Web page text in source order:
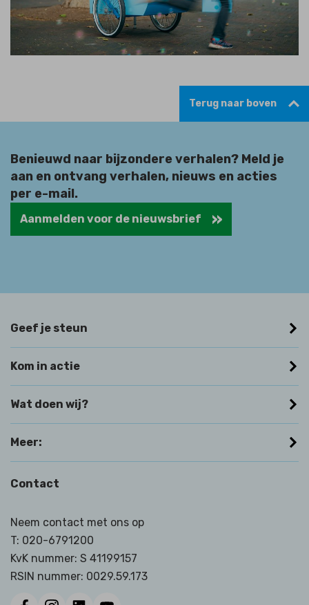
Terug naar boven
Benieuwd naar bijzondere verhalen? Meld je
aan en ontvang verhalen, nieuws en acties
per e-mail.
Aanmelden voor de nieuwsbrief
Geef je steun
Kom in actie
Wat doen wij?
Meer:
Contact
Neem contact met ons op
T: 020-6791200
KvK nummer: S 41199157
RSIN nummer: 0029.59.173